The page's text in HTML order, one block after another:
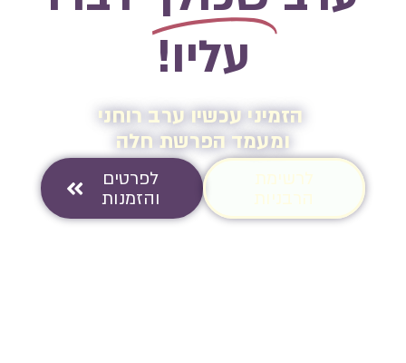
עליו!
הזמיני עכשיו ערב רוחני
ומעמד הפרשת חלה
לפרטים
והזמנות
לרשימת
הרבניות